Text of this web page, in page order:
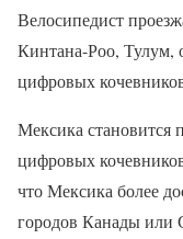
Велосипедист
Кинтана-Роо, Тулум,
цифровых
Мексика становится
цифровых
что Мексика более
городов Канады или